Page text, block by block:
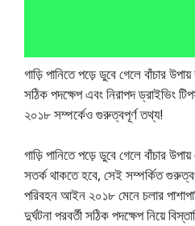
গাড়ি পানিতে পড়ে ডুবে গেলে বাঁচার
সঠিক পদক্ষেপ এবং নিরাপদ ড্রাইভিং
২০১৮ সম্পর্কেও গুরুত্বপূর্ণ তথ্য!
গাড়ি পানিতে পড়ে ডুবে গেলে বাঁচার
সতর্ক থাকতে হবে, সেই সম্পর্কিত
পরিবহন আইন ২০১৮ মেনে চলার
দুর্ঘটনা পরবর্তী সঠিক পদক্ষেপ নিয়ে